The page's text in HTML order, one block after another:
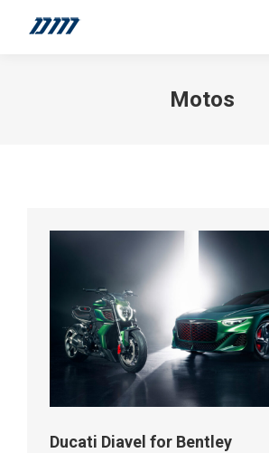
Motos
Ducati Diavel for Bentley